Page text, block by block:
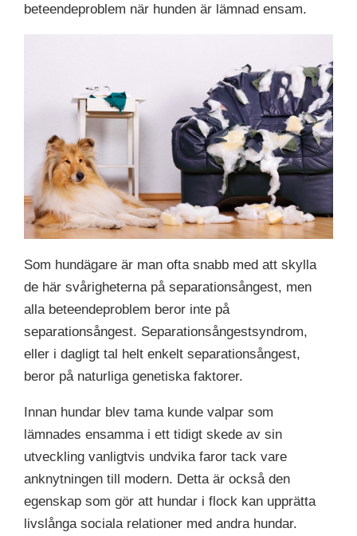
beteendeproblem när hunden är lämnad ensam.
Som hundägare är man ofta snabb med att skylla
de här svårigheterna på separationsångest, men
alla beteendeproblem beror inte på
separationsångest. Separationsångestsyndrom,
eller i dagligt tal helt enkelt separationsångest,
beror på naturliga genetiska faktorer.
Innan hundar blev tama kunde valpar som
lämnades ensamma i ett tidigt skede av sin
utveckling vanligtvis undvika faror tack vare
anknytningen till modern. Detta är också den
egenskap som gör att hundar i flock kan upprätta
livslånga sociala relationer med andra hundar.